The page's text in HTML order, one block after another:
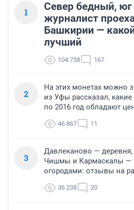
1
Север бедный, юг
журналист
Башкирии —
лучший
104 758 167
2
На этих монетах можно
из Уфы рассказал, какие
по 2016 год обладают
46 867 11
3
Давлеканово —
Чишмы и Кармаскалы —
огородами: отзывы на
36 238 20